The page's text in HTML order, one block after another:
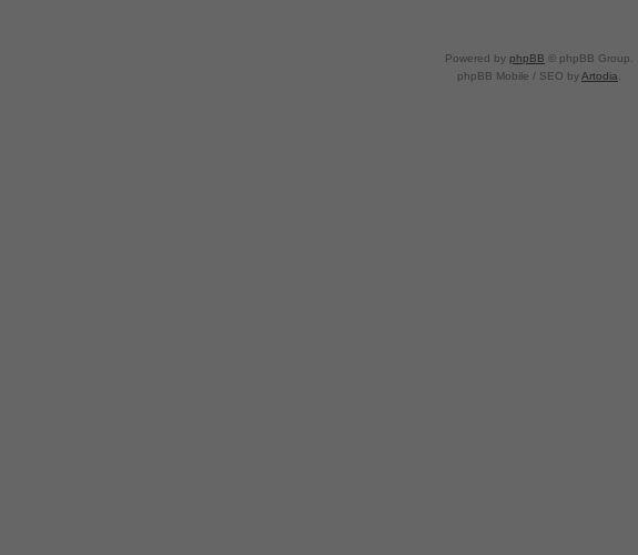
Powered by phpBB © phpBB Group.
phpBB Mobile / SEO byArtodia